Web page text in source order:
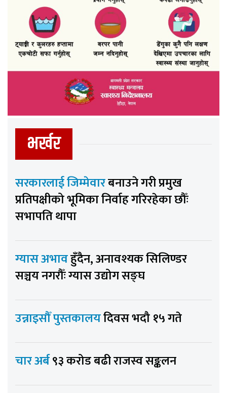
भर्खर
सरकारलाई जिम्मेवारबनाउने गरी प्रमुख
प्रतिपक्षीको भूमिका निर्वाह गरिरहेका छौँः
सभापति थापा
ग्यास अभावहुँदैन, अनावश्यक सिलिण्डर
सञ्चय नगरौँः ग्यास उद्योग सङ्घ
उन्नाइसौँ पुस्तकालयदिवस भदौ १५ गते
चार अर्ब९३ करोड बढी राजस्व सङ्कलन